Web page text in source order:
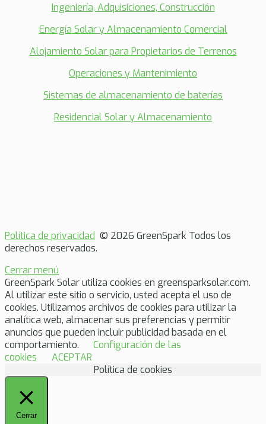
Ingeniería, Adquisiciones, Construcción
Energía Solar y Almacenamiento Comercial
Alojamiento Solar para Propietarios de Terrenos
Operaciones y Mantenimiento
Sistemas de almacenamiento de baterías
Residencial Solar y Almacenamiento
Política de privacidad © 2026 GreenSpark Todos los
derechos reservados.
Cerrar menú
GreenSpark Solar utiliza cookies en greensparksolar.com.
Al utilizar este sitio o servicio, usted acepta el uso de
cookies. Utilizamos archivos de cookies para utilizar la
analítica web, almacenar sus preferencias y permitir
anuncios que pueden incluir publicidad basada en el
comportamiento.
Configuración de las
cookies
ACEPTAR
Política de cookies
Cerrar